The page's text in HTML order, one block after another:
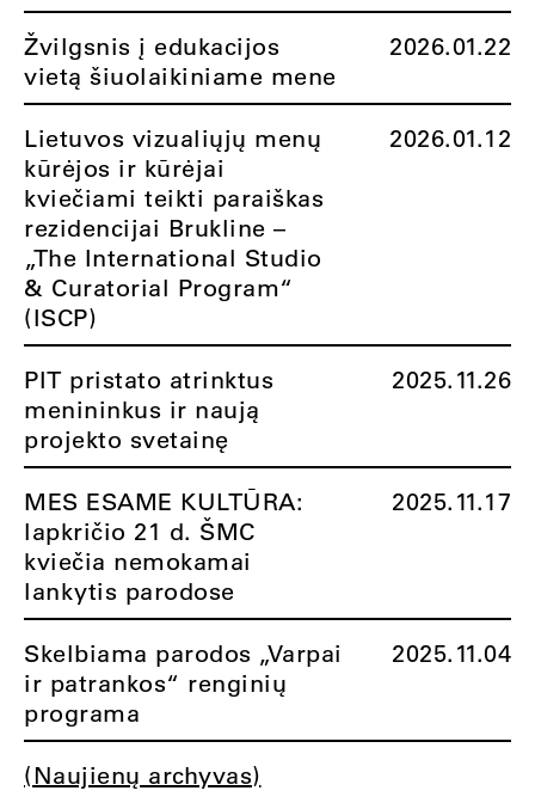
Žvilgsnis į edukacijos
vietą šiuolaikiniame mene
2026.01.22
Lietuvos vizualiųjų menų
kūrėjos ir kūrėjai
kviečiami teikti paraiškas
rezidencijai Brukline –
„The International Studio
& Curatorial Program“
(ISCP)
2026.01.12
PIT pristato atrinktus
menininkus ir naują
projekto svetainę
2025.11.26
MES ESAME KULTŪRA:
lapkričio 21 d. ŠMC
kviečia nemokamai
lankytis parodose
2025.11.17
Skelbiama parodos „Varpai
ir patrankos“ renginių
programa
2025.11.04
(Naujienų archyvas)